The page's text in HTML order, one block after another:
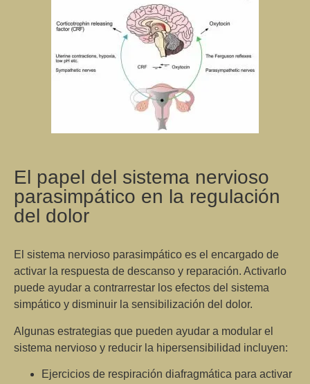
El papel del sistema nervioso
parasimpático en la regulación
del dolor
El sistema nervioso parasimpático es el encargado de
activar la respuesta de descanso y reparación. Activarlo
puede ayudar a contrarrestar los efectos del sistema
simpático y disminuir la sensibilización del dolor.
Algunas estrategias que pueden ayudar a modular el
sistema nervioso y reducir la hipersensibilidad incluyen:
Ejercicios de respiración diafragmática para activar